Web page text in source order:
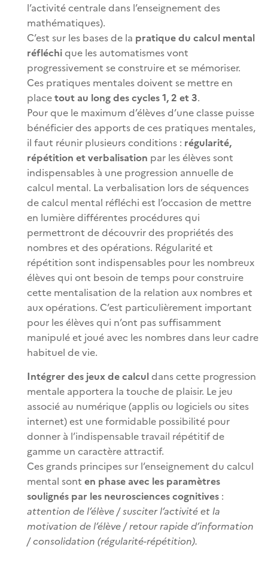
l’activité centrale dans l’enseignement des
mathématiques).
C’est sur les bases de la pratique du calcul mental
réfléchique les automatismes vont
progressivement se construire et se mémoriser.
Ces pratiques mentales doivent se mettre en
placetout au long des cycles 1, 2 et 3.
Pour que le maximum d’élèves d’une classe puisse
bénéficier des apports de ces pratiques mentales,
il faut réunir plusieurs conditions : régularité,
répétition et verbalisation par les élèves sont
indispensables à une progression annuelle de
calcul mental. La verbalisation lors de séquences
de calcul mental réfléchi est l’occasion de mettre
en lumière différentes procédures qui
permettront de découvrir des propriétés des
nombres et des opérations. Régularité et
répétition sont indispensables pour les nombreux
élèves qui ont besoin de temps pour construire
cette mentalisation de la relation aux nombres et
aux opérations. C’est particulièrement important
pour les élèves qui n’ont pas suffisamment
manipulé et joué avec les nombres dans leur cadre
habituel de vie.
Intégrer des jeux de calculdans cette progression
mentale apportera la touche de plaisir. Le jeu
associé au numérique (applis ou logiciels ou sites
internet) est une formidable possibilité pour
donner à l’indispensable travail répétitif de
gamme un caractère attractif.
Ces grands principes sur l’enseignement du calcul
mental sont en phase avec les paramètres
soulignés par les neurosciences cognitives :
attention de l’élève / susciter l’activité et la
motivation de l’élève / retour rapide d’information
/ consolidation (régularité-répétition).